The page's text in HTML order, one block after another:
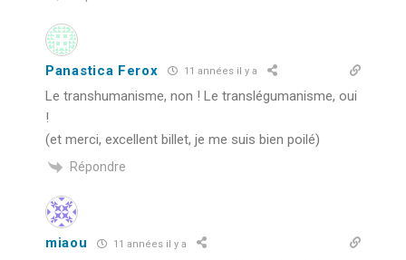
Panastica Ferox 11 années il y a
Le transhumanisme, non ! Le translégumanisme, oui
!
(et merci, excellent billet, je me suis bien poilé)
Répondre
miaou 11 années il y a